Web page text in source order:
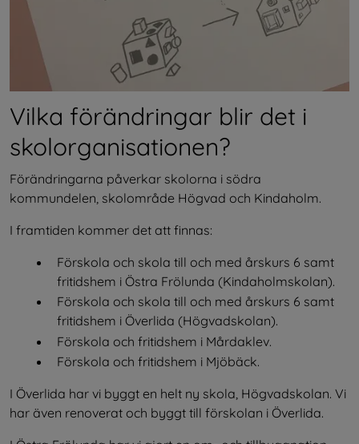
Vilka förändringar blir det i
skolorganisationen?
Förändringarna påverkar skolorna i södra
kommundelen, skolområde Högvad och Kindaholm.
I framtiden kommer det att finnas:
Förskola och skola till och med årskurs 6 samt
fritidshem i Östra Frölunda (Kindaholmskolan).
Förskola och skola till och med årskurs 6 samt
fritidshem i Överlida (Högvadskolan).
Förskola och fritidshem i Mårdaklev.
Förskola och fritidshem i Mjöbäck.
I Överlida har vi byggt en helt ny skola, Högvadskolan. Vi
har även renoverat och byggt till förskolan i Överlida.